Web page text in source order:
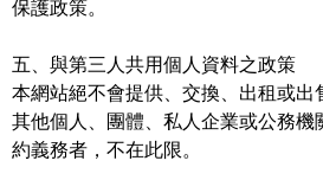
保護政策。
五、與第三人共用個人資料之政策
本網站絕不會提供、交換、出租或
其他個人、團體、私人企業或公務機
約義務者，不在此限。